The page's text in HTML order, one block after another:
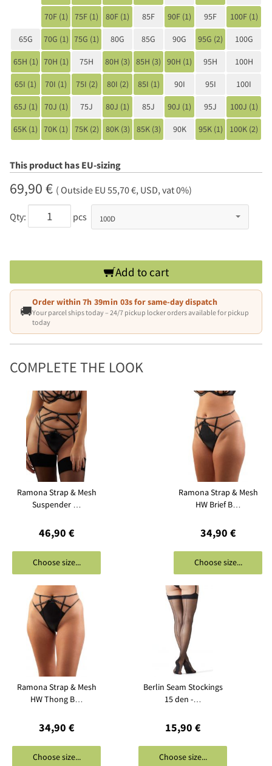
70F (1) 75F (1) 80F (1) 85F 90F (1) 95F 100F (1)
65G 70G (1) 75G (1) 80G 85G 90G 95G (2) 100G
65H (1) 70H (1) 75H 80H (3) 85H (3) 90H (1) 95H 100H
65I (1) 70I (1) 75I (2) 80I (2) 85I (1) 90I 95I 100I
65J (1) 70J (1) 75J 80J (1) 85J 90J (1) 95J 100J (1)
65K (1) 70K (1) 75K (2) 80K (3) 85K (3) 90K 95K (1) 100K (2)
This product has EU-sizing
69,90 € ( Outside EU 55,70 €, USD, vat 0%)
Qty: pcs
Add to cart
🚚
Order within7h 39min 03sfor same-day dispatch
Your parcel ships today – 24/7 pickup locker orders available for pickup
today
COMPLETE THE LOOK
Ramona Strap & Mesh
Suspender …
46,90 €
Choose size...
Ramona Strap & Mesh
HW Brief B…
34,90 €
Choose size...
Ramona Strap & Mesh
HW Thong B…
34,90 €
Choose size...
Berlin Seam Stockings
15 den -…
15,90 €
Choose size...